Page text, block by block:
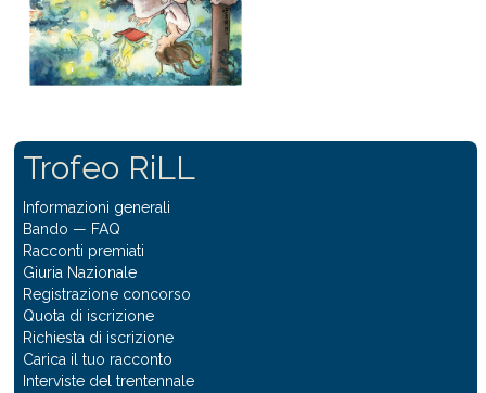
Trofeo RiLL
Informazioni generali
Bando — FAQ
Racconti premiati
Giuria Nazionale
Registrazione concorso
Quota di iscrizione
Richiesta di iscrizione
Carica il tuo racconto
Interviste del trentennale